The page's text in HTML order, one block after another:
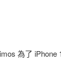
為了 iPhone